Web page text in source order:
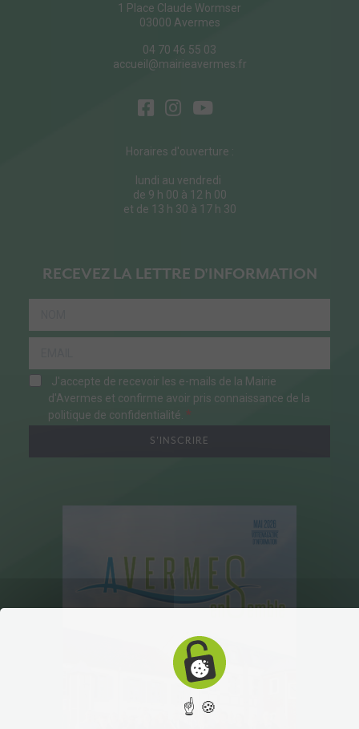
1 Place Claude Wormser
03000 Avermes
04 70 46 55 03
accueil@mairieavermes.fr
Horaires d'ouverture :
lundi au vendredi
de 9 h 00 à 12 h 00
et de 13 h 30 à 17 h 30
RECEVEZ LA LETTRE D'INFORMATION
J'accepte de recevoir les e-mails de la Mairie
d'Avermes et confirme avoir pris connaissance de la
politique de confidentialité.
S'INSCRIRE
☝ 🍪